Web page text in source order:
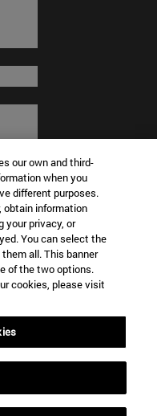
our own and third-
when you
different purposes.
obtain information
your privacy, or
You can select the
all. This banner
of the two options.
cookies, please visit